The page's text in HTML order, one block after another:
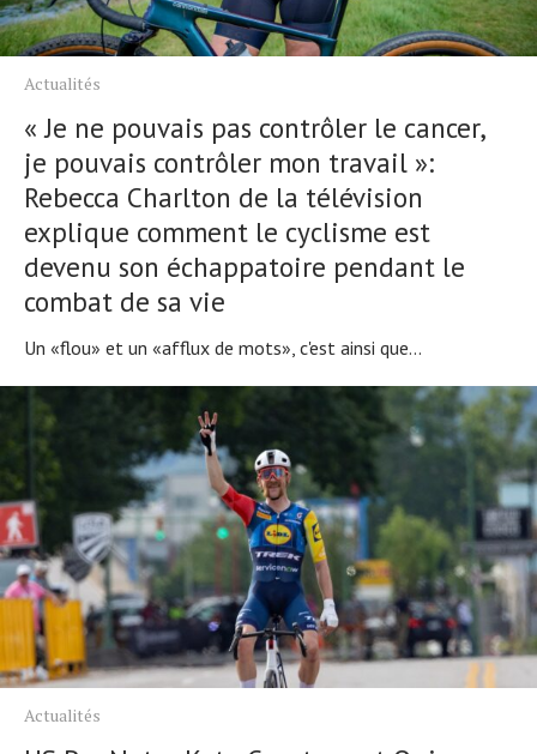
Actualités
« Je ne pouvais pas contrôler le cancer,
je pouvais contrôler mon travail »:
Rebecca Charlton de la télévision
explique comment le cyclisme est
devenu son échappatoire pendant le
combat de sa vie
Un «flou» et un «afflux de mots», c'est ainsi que...
Actualités